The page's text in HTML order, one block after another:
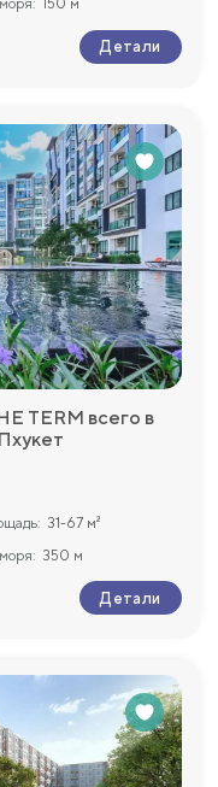
150 м
Детали
TERM всего в
31-67 м²
350 м
Детали